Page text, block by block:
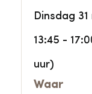
Dinsdag
13:45 -
uur)
Waar